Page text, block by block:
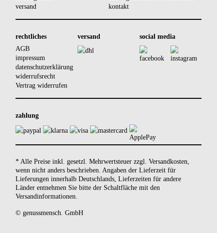
versand
kontakt
rechtliches
AGB
impressum
datenschutzerklärung
widerrufsrecht
Vertrag widerrufen
versand social media
zahlung
* Alle Preise inkl. gesetzl. Mehrwertsteuer zzgl. Versandkosten
wenn nicht anders beschrieben. Angaben der Lieferzeit für
Lieferungen innerhalb Deutschlands, Lieferzeiten für andere
Länder entnehmen Sie bitte der Schaltfläche mit den
Versandinformationen
© genussmensch. GmbH